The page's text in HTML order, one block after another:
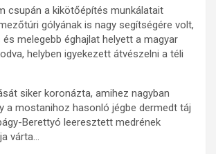
csupán a kikötőépítés munkálatait
gólyának is nagy segítségére volt,
melegebb éghajlat helyett a magyar
helyben igyekezett átvészelni a téli
siker koronázta, amihez nagyban
a mostanihoz hasonló jégbe dermedt táj
Berettyó leeresztett medrének
várta…